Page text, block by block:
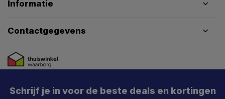
Informatie
Contactgegevens
Schrijf je in voor de beste deals en kortingen